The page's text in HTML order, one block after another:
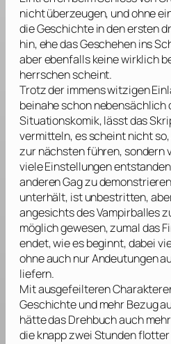
nicht überzeugen, und ohne
die Geschichte in den ersten
hin, ehe das Geschehen ins
aber ebenfalls keine wirklich
herrschen scheint.
Trotz der immens witzigen
beinahe schon
Situationskomik, lässt das
vermitteln, es scheint nicht
zur nächsten führen, sondern
viele Einstellungen
anderen Gag zu
unterhält, ist unbestritten,
angesichts des Vampirballes
möglich gewesen, zumal das
endet, wie es beginnt, dabei
ohne auch nur Andeutungen
liefern.
Mit ausgefeilteren
Geschichte und mehr Bezug
hätte das Drehbuch auch
die knapp zwei Stunden